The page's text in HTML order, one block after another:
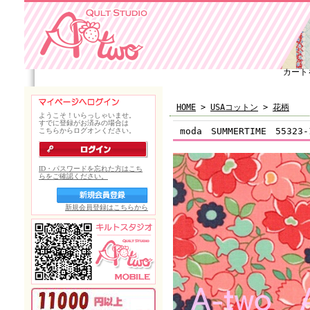
カート
HOME > USAコットン > 花柄
moda SUMMERTIME